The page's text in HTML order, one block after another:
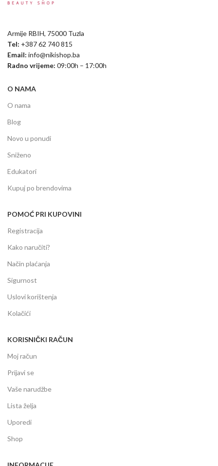
Armije RBIH, 75000 Tuzla
Tel: +387 62 740 815
Email: info@nikishop.ba
Radno vrijeme: 09:00h – 17:00h
O NAMA
O nama
Blog
Novo u ponudi
Sniženo
Edukatori
Kupuj po brendovima
POMOĆ PRI KUPOVINI
Registracija
Kako naručiti?
Način plaćanja
Sigurnost
Uslovi korištenja
Kolačići
KORISNIČKI RAČUN
Moj račun
Prijavi se
Vaše narudžbe
Lista želja
Uporedi
Shop